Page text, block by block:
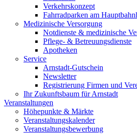
Verkehrskonzept
Fahrradparken am
Medizinische Versorgung
Notdienste & medizinische
Pflege- & Betreuungsdienste
Apotheken
Service
Arnstadt-Gutschein
Newsletter
Registrierung Firmen und
Ihr Zukunftsbaum für Arnstadt
Veranstaltungen
Höhepunkte & Märkte
Veranstaltungskalender
Veranstaltungsbewerbung